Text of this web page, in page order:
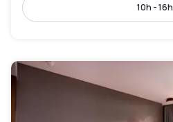
10h - 16h